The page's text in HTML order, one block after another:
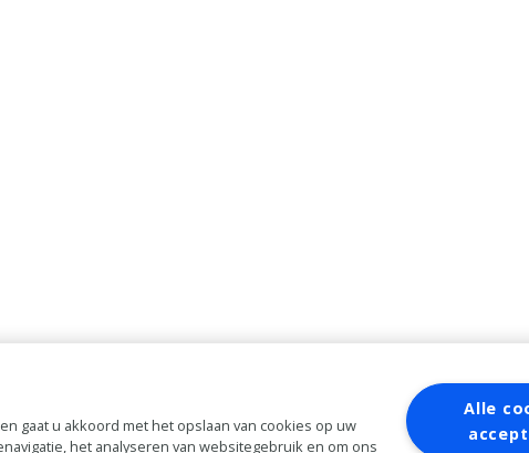
gaat u akkoord met het opslaan van cookies op uw
het analyseren van websitegebruik en om ons
Alle